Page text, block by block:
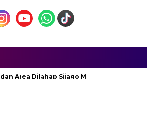
Dilahap Sijago Merah